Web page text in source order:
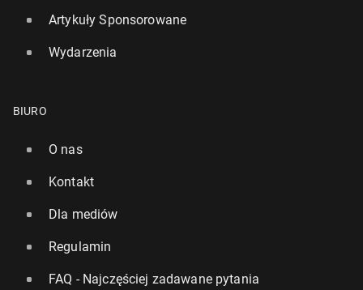
Artykuły Sponsorowane
Wydarzenia
BIURO
O nas
Kontakt
Dla mediów
Regulamin
FAQ - Najczęściej zadawane pytania